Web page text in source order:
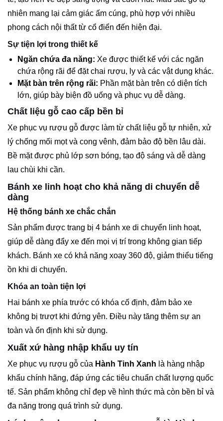
nhiên mang lại cảm giác ấm cúng, phù hợp với nhiều
phong cách nội thất từ cổ điển đến hiện đại.
Sự tiện lợi trong thiết kế
Ngăn chứa đa năng: Xe được thiết kế với các ngăn
chứa rộng rãi để đặt chai rượu, ly và các vật dụng khác.
Mặt bàn trên rộng rãi: Phần mặt bàn trên có diện tích
lớn, giúp bày biện đồ uống và phục vụ dễ dàng.
Chất liệu gỗ cao cấp bền bỉ
Xe phục vụ rượu gỗ được làm từ chất liệu gỗ tự nhiên, xử
lý chống mối mọt và cong vênh, đảm bảo độ bền lâu dài.
Bề mặt được phủ lớp sơn bóng, tạo độ sáng và dễ dàng
lau chùi khi cần.
Bánh xe linh hoạt cho khả năng di chuyển dễ
dàng
Hệ thống bánh xe chắc chắn
Sản phẩm được trang bị 4 bánh xe di chuyển linh hoạt,
giúp dễ dàng đẩy xe đến mọi vị trí trong không gian tiếp
khách. Bánh xe có khả năng xoay 360 độ, giảm thiểu tiếng
ồn khi di chuyển.
Khóa an toàn tiện lợi
Hai bánh xe phía trước có khóa cố định, đảm bảo xe
không bị trượt khi đứng yên. Điều này tăng thêm sự an
toàn và ổn định khi sử dụng.
Xuất xứ hàng nhập khẩu uy tín
Xe phục vụ rượu gỗ của Hành Tinh Xanh là hàng nhập
khẩu chính hãng, đáp ứng các tiêu chuẩn chất lượng quốc
tế. Sản phẩm không chỉ đẹp về hình thức mà còn bền bỉ và
đa năng trong quá trình sử dụng.